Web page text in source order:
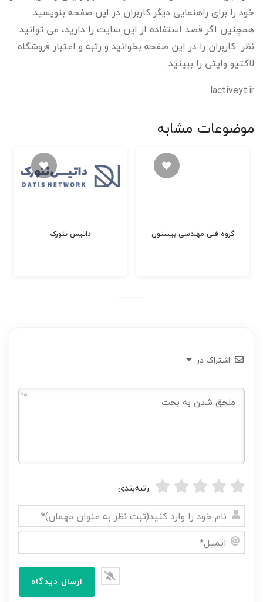
خود را برای راهنمایی دیگر کاربران در این صفحه بنویسید.
همچنین اگر قصد استفاده از این سایت را دارید، می توانید
نظر کاربران را در این صفحه بخوانید و رتبه و اعتبار فروشگاه
لاکتیو وایتی را ببینید.
lactiveyt.ir
موضوعات مشابه
داتیس نتورک گروه فنی مهندسی بیستون
اشتراک در
650
رتبه‌بندی
نام
خود